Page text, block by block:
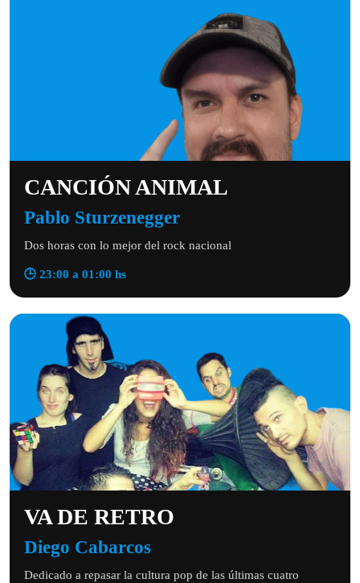
CANCIÓN ANIMAL
Pablo Sturzenegger
Dos horas con lo mejor del rock nacional
🕒 23:00 a 01:00 hs
VA DE RETRO
Diego Cabarcos
Dedicado a repasar la cultura pop de las últimas cuatro